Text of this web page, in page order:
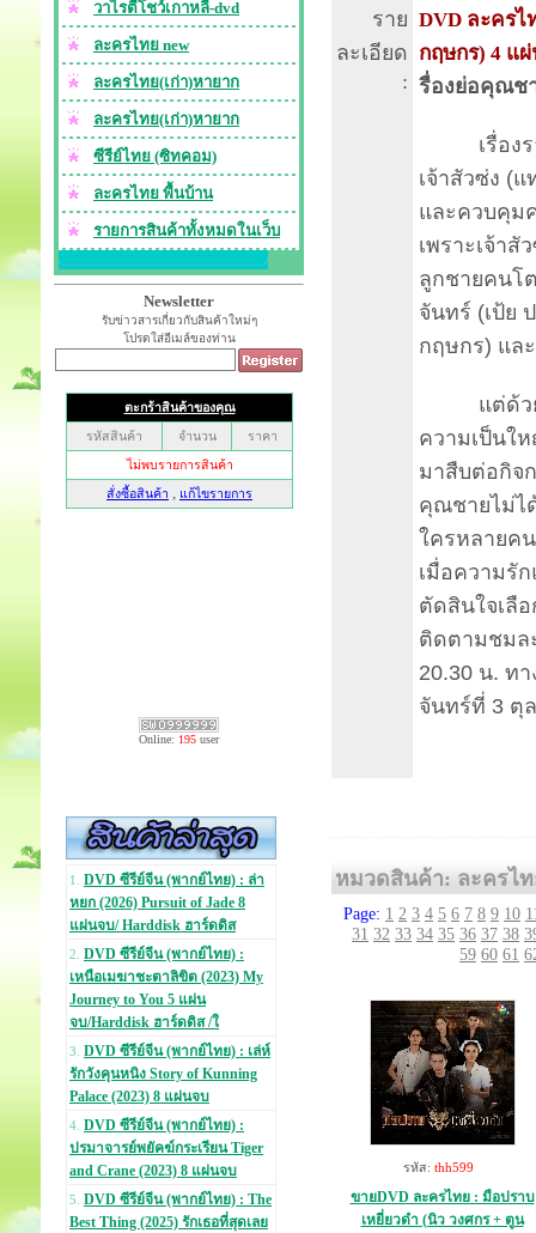
วาไรตี้โชว์เกาหลี-dvd
ละครไทย new
ละครไทย(เก่า)หายาก
ละครไทย(เก่า)หายาก
ซีรีย์ไทย (ซิทคอม)
ละครไทย พื้นบ้าน
รายการสินค้าทั้งหมดในเว็บ
Newsletter
รับข่าวสารเกี่ยวกับสินค้าใหม่ๆ
โปรดใส่อีเมล์ของท่าน
Online: 195 user
1. DVD ซีรีย์จีน (พากย์ไทย) : ล่า
หยก (2026) Pursuit of Jade 8
แผ่นจบ/ Harddisk ฮาร์ดดิส
2. DVD ซีรีย์จีน (พากย์ไทย) :
เหนือเมฆาชะตาลิขิต (2023) My
Journey to You 5 แผ่น
จบ/Harddisk ฮาร์ดดิส /ใ
3. DVD ซีรีย์จีน (พากย์ไทย) : เล่ห์
รักวังคุนหนิง Story of Kunning
Palace (2023) 8 แผ่นจบ
4. DVD ซีรีย์จีน (พากย์ไทย) :
ปรมาจารย์พยัคฆ์กระเรียน Tiger
and Crane (2023) 8 แผ่นจบ
5. DVD ซีรีย์จีน (พากย์ไทย) : The
Best Thing (2025) รักเธอที่สุดเลย
ราย
ละเอียด
:
DVD ละคร
กฤษกร) 4 แ
รื่องย่อคุณช
เรื่องราว
เจ้าสัวซ่ง (
และควบคุม
เพราะเจ้า
ลูกชายคนโ
จันทร์ (เป้ย
กฤษกร) แล
แต่ด้วยคว
ความเป็นใ
มาสืบต่อกิจ
คุณชายไม่ไ
ใครหลายค
เมื่อความรั
ตัดสินใจเลื
ติดตามชมล
20.30 น. ท
จันทร์ที่ 3 ตุ
หมวดสินค้า: ละครไท
Page: 1 2 3 4 5 6 7 8 9 10
31 32 33 34 35 36 37 38
59 60 61
รหัส: thh599
ขายDVD ละครไทย : มือปราบ
เหยี่ยวดำ (นิว วงศกร + ตูน